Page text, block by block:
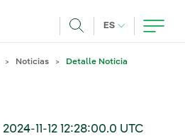
ES IDIOMA
Noticias Detalle Noticia
2024-11-12 12:28:00.0 UTC